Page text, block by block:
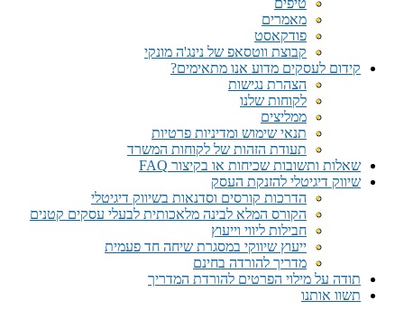
טיפים
מאמרים
פודקאסט
קבוצת ווטסאפ של נינג'ה מונקי​
קידום לעסקים מדוע אנו מתאימים?
הצהרת נגישות
לקוחות שלנו
ממליצים
תנאי שימוש ומדיניות פרטיות
תעודת הזהות של לקוחות המשרד
שאלות ותשובות שכיחות או בקיצור FAQ
שיווק דיגיטלי להזנקת העסק
הדרכות קורסים וסדנאות בשיווק דיגיטלי
הקורס המלא לבינה מלאכותית לבעלי עסקים קטנים
חבילות ליווי וייעוץ
ייעוץ שיווקי במסגרת שיחה חד פעמית​
מדריך להורדה בחינם
תודה על מילוי הפרטים להורדת המדריך
תשוו אותנו